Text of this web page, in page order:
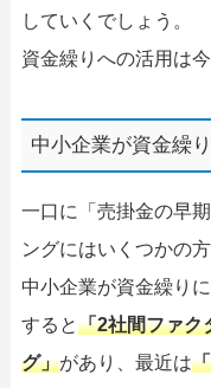
していくでしょう。
資金繰りへの活用は
中小企業が資金繰
一口に「売掛金の早
ングにはいくつかの
中小企業が資金繰り
すると「2社間ファク
グ」があり、最近は